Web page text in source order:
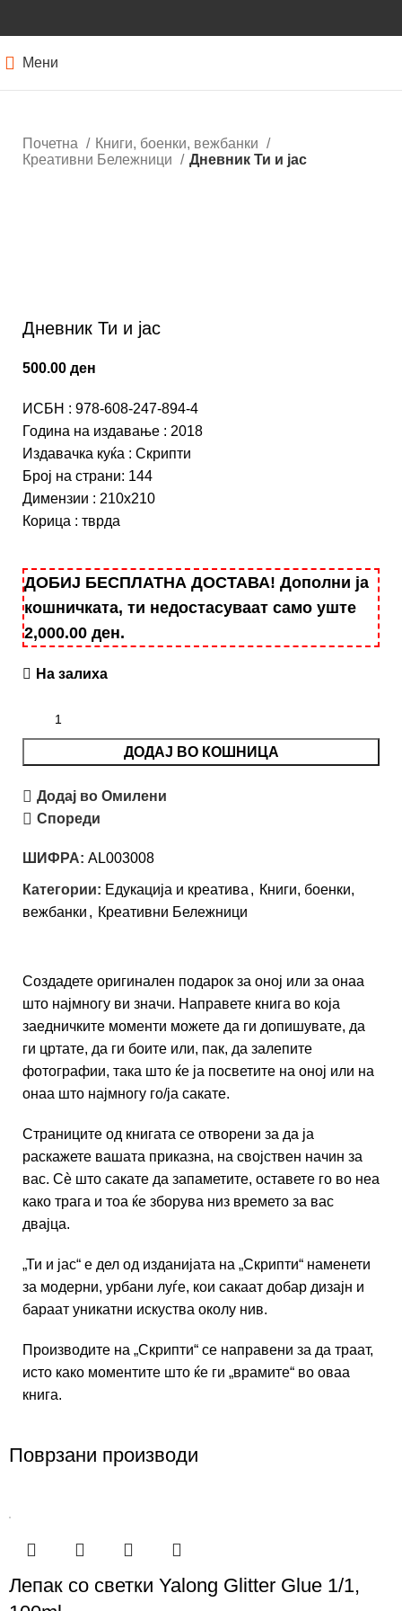
Мени
Почетна
Книги, боенки, вежбанки
Креативни Бележници
Дневник Ти и јас
Дневник Ти и јас
500.00 ден
ИСБН : 978-608-247-894-4
Година на издавање : 2018
Издавачка куќа : Скрипти
Број на страни: 144
Димензии : 210х210
Корица : тврда
ДОБИЈ БЕСПЛАТНА ДОСТАВА! Дополни ја
кошничката, ти недостасуваат само уште
2,000.00 ден.
На залиха
ДОДАЈ ВО КОШНИЦА
Додај во Омилени
Спореди
ШИФРА: AL003008
Категории: Едукација и креатива , Книги, боенки,
вежбанки , Креативни Бележници
Создадете оригинален подарок за оној или за онаа
што најмногу ви значи. Направете книга во која
заедничките моменти можете да ги допишувате, да
ги цртате, да ги боите или, пак, да залепите
фотографии, така што ќе ја посветите на оној или на
онаа што најмногу го/ја сакате.
Страниците од книгата се отворени за да ја
раскажете вашата приказна, на својствен начин за
вас. Сè што сакате да запаметите, оставете го во неа
како трага и тоа ќе зборува низ времето за вас
двајца.
„Ти и јас“ е дел од изданијата на „Скрипти“ наменети
за модерни, урбани луѓе, кои сакаат добар дизајн и
бараат уникатни искуства околу нив.
Производите на „Скрипти“ се направени за да траат,
исто како моментите што ќе ги „врамите“ во оваа
книга.
Поврзани производи
Лепак со светки Yalong Glitter Glue 1/1,